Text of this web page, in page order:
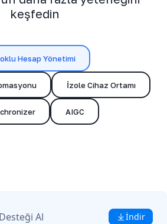
keşfedin
Hesap Yönetimi
İzole Cihaz Ortamı
AIGC
Al İndir